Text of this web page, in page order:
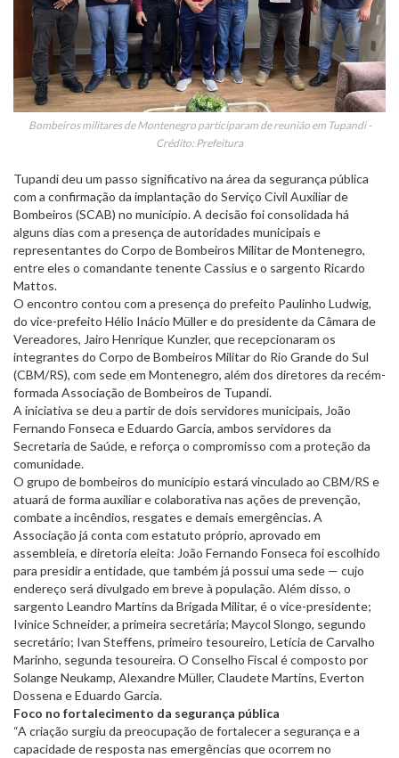
Bombeiros militares de Montenegro participaram de reunião em Tupandi -
Crédito: Prefeitura
Tupandi deu um passo significativo na área da segurança pública
com a confirmação da implantação do Serviço Civil Auxiliar de
Bombeiros (SCAB) no município. A decisão foi consolidada há
alguns dias com a presença de autoridades municipais e
representantes do Corpo de Bombeiros Militar de Montenegro,
entre eles o comandante tenente Cassius e o sargento Ricardo
Mattos.
O encontro contou com a presença do prefeito Paulinho Ludwig,
do vice-prefeito Hélio Inácio Müller e do presidente da Câmara de
Vereadores, Jairo Henrique Kunzler, que recepcionaram os
integrantes do Corpo de Bombeiros Militar do Rio Grande do Sul
(CBM/RS), com sede em Montenegro, além dos diretores da recém-
formada Associação de Bombeiros de Tupandi.
A iniciativa se deu a partir de dois servidores municipais, João
Fernando Fonseca e Eduardo Garcia, ambos servidores da
Secretaria de Saúde, e reforça o compromisso com a proteção da
comunidade.
O grupo de bombeiros do município estará vinculado ao CBM/RS e
atuará de forma auxiliar e colaborativa nas ações de prevenção,
combate a incêndios, resgates e demais emergências. A
Associação já conta com estatuto próprio, aprovado em
assembleia, e diretoria eleita: João Fernando Fonseca foi escolhido
para presidir a entidade, que também já possui uma sede — cujo
endereço será divulgado em breve à população. Além disso, o
sargento Leandro Martins da Brigada Militar, é o vice-presidente;
Ivinice Schneider, a primeira secretária; Maycol Slongo, segundo
secretário; Ivan Steffens, primeiro tesoureiro, Letícia de Carvalho
Marinho, segunda tesoureira. O Conselho Fiscal é composto por
Solange Neukamp, Alexandre Müller, Claudete Martins, Everton
Dossena e Eduardo Garcia.
Foco no fortalecimento da segurança pública
“A criação surgiu da preocupação de fortalecer a segurança e a
capacidade de resposta nas emergências que ocorrem no